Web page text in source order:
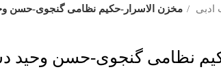
ادبی مخزن الاسرار-حکیم نظامی گنجوی-حسن
نظامی گنجوی-حسن وحید